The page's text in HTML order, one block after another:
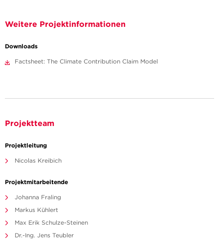
Weitere Projektinformationen
Downloads
Factsheet: The Climate Contribution Claim Model
Projektteam
Projektleitung
Nicolas Kreibich
Projektmitarbeitende
Johanna Fraling
Markus Kühlert
Max Erik Schulze-Steinen
Dr.-Ing. Jens Teubler